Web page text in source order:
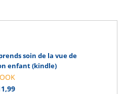
soin de la vue de
enfant (kindle)